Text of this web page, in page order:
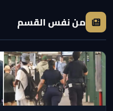
من نفس القسم